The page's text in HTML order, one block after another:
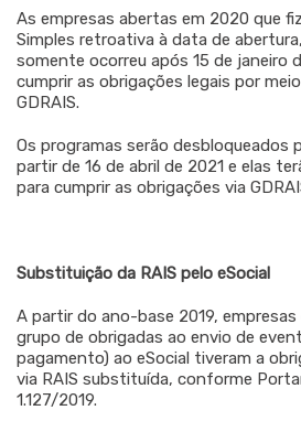
As empresas abertas em 2020 que
Simples retroativa à data de
somente ocorreu após 15 de janeiro
cumprir as obrigações legais por
GDRAIS.
Os programas serão desbloqueados
partir de 16 de abril de 2021 e elas
para cumprir as obrigações via
Substituição da RAIS pelo eSocial
A partir do ano-base 2019,
grupo de obrigadas ao envio de
pagamento) ao eSocial tiveram a
via RAIS substituída, conforme
1.127/2019.